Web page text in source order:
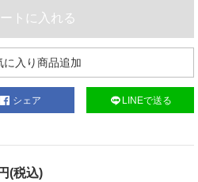
トに入れる
に入り商品追加
シェア LINEで送る
円(税込)